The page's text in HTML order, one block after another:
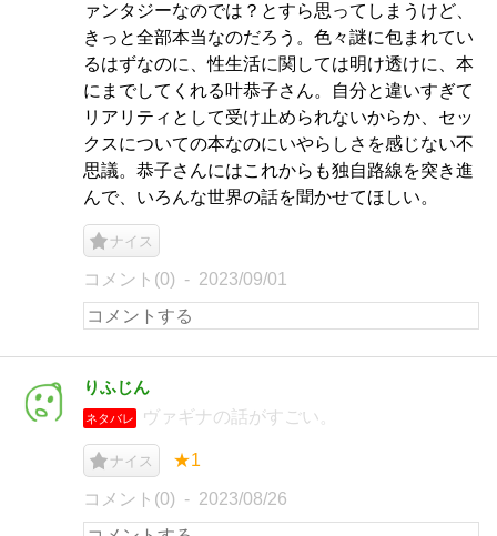
ァンタジーなのでは？とすら思ってしまうけど、
きっと全部本当なのだろう。色々謎に包まれてい
るはずなのに、性生活に関しては明け透けに、本
にまでしてくれる叶恭子さん。自分と違いすぎて
リアリティとして受け止められないからか、セッ
クスについての本なのにいやらしさを感じない不
思議。恭子さんにはこれからも独自路線を突き進
んで、いろんな世界の話を聞かせてほしい。
ナイス
コメント(0) 2023/09/01
りふじん
ネタバレ ヴァギナの話がすごい。
ナイス ★1
コメント(0) 2023/08/26